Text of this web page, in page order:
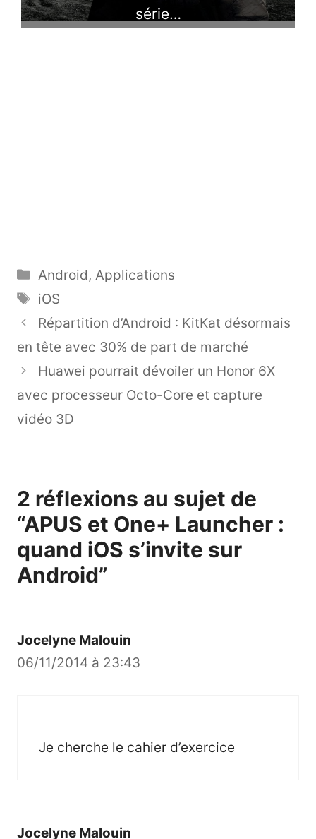
série…
Catégories
Android,Applications
Étiquettes
iOS
Répartition d’Android : KitKat désormais
en tête avec 30% de part de marché
Huawei pourrait dévoiler un Honor 6X
avec processeur Octo-Core et capture
vidéo 3D
2 réflexions au sujet de
“APUS et One+ Launcher :
quand iOS s’invite sur
Android”
Jocelyne Malouin
06/11/2014 à 23:43
Je cherche le cahier d’exercice
Jocelyne Malouin